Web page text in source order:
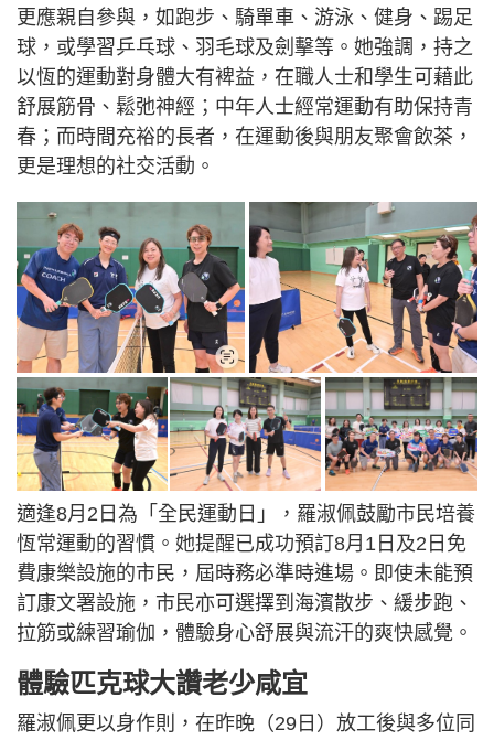
更應親自參與，如跑步、騎單車、游泳、健身、踢足
球，或學習乒乓球、羽毛球及劍擊等。她強調，持之
以恆的運動對身體大有裨益，在職人士和學生可藉此
舒展筋骨、鬆弛神經；中年人士經常運動有助保持青
春；而時間充裕的長者，在運動後與朋友聚會飲茶，
更是理想的社交活動。
適逢8月2日為「全民運動日」，羅淑佩鼓勵市民培養
恆常運動的習慣。她提醒已成功預訂8月1日及2日免
費康樂設施的市民，屆時務必準時進場。即使未能預
訂康文署設施，市民亦可選擇到海濱散步、緩步跑、
拉筋或練習瑜伽，體驗身心舒展與流汗的爽快感覺。
體驗匹克球大讚老少咸宜
羅淑佩更以身作則，在昨晚（29日）放工後與多位同